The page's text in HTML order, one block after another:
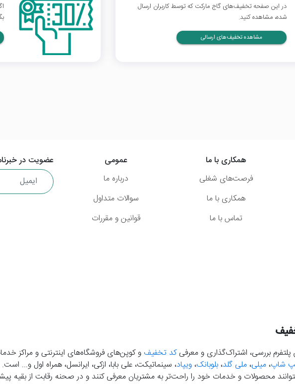
در این صفحه تخفیف‌های گاج مارکت که توسط کاربران ارسال
شده، مشاهده کنید.
مشاهده تخفیف‌های ارسالی
عضویت در
همکاری با ما
فرصت‌های شغلی
همکاری با ما
تماس با ما
عمومی
درباره ما
سوالات متداول
قوانین و مقررات
پلتفرم بررسی، اشتراک‌گذاری و معرفیکد تخفیفو کوپن‌های فروشگاه‌های اینترنتی و مراکز
شاپ، میلی، ملی گلد، بلوبانک، ویپاد، سینماتیکت، علی بابا، ازکی، ایرانسل، همراه اول و...
محصولات و خدمات خود را راحت‌تر به مشتریان معرفی کنند و در صحنه رقابت از بقیه پیشی